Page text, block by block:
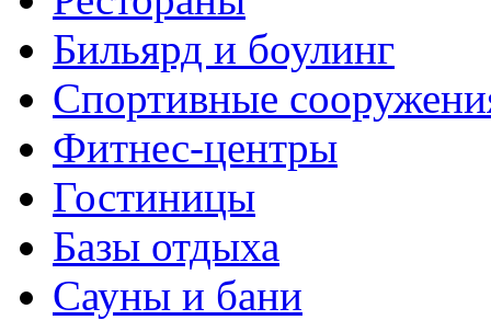
Бильярд и боулинг
Спортивные
Фитнес-центры
Гостиницы
Базы отдыха
Сауны и бани